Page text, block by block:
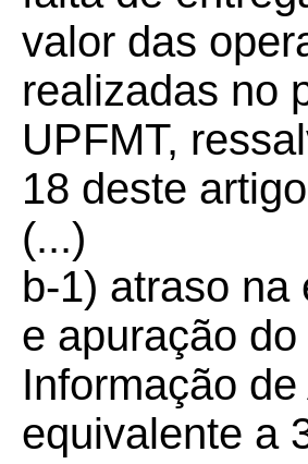
valor das
realizadas no
UPFMT,
18 deste
(...)
b-1) atraso na
e apuração
Informação
equivalente a